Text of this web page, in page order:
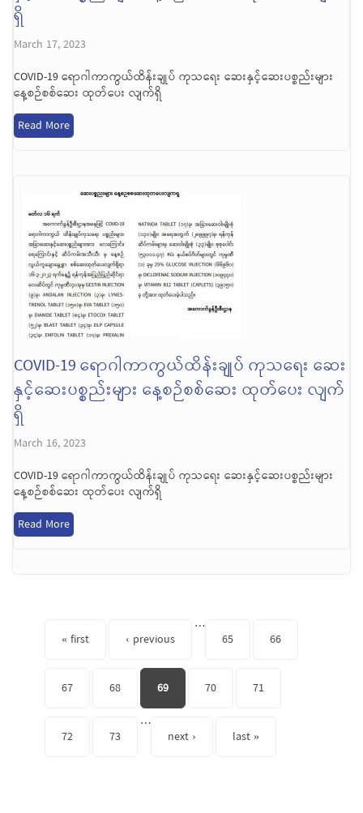
ရှိ
March 17, 2023
COVID-19 ရောဂါကာကွယ်ထိန်းချုပ် ကုသရေး ဆေးနှင့်ဆေးပစ္စည်းများ
နေ့စဉ်စစ်ဆေး ထုတ်ပေး လျက်ရှိ
Read More
COVID-19 ရောဂါကာကွယ်ထိန်းချုပ် ကုသရေး ဆေး
နှင့်ဆေးပစ္စည်းများ နေ့စဉ်စစ်ဆေး ထုတ်ပေး လျက်
ရှိ
March 16, 2023
COVID-19 ရောဂါကာကွယ်ထိန်းချုပ် ကုသရေး ဆေးနှင့်ဆေးပစ္စည်းများ
နေ့စဉ်စစ်ဆေး ထုတ်ပေး လျက်ရှိ
Read More
« first ‹ previous
…
65
66
67 68 69 70 71
72 73
…
next ›
last »